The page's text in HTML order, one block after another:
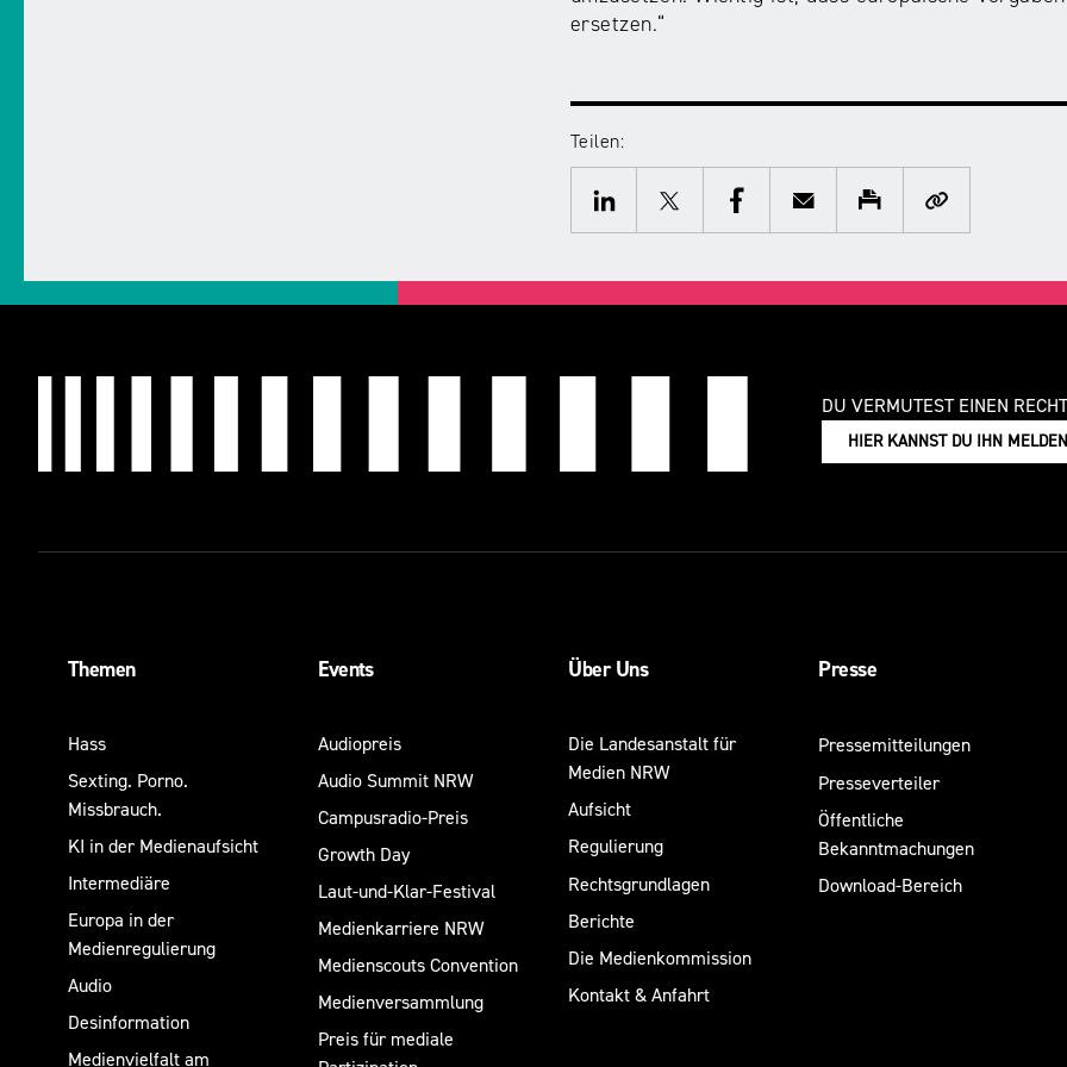
ersetzen.“
Teilen:
Twitter Facebook Drucken
DU VERMUTEST EINEN
HIER KANNST DU IHN MELDEN
Themen
Hass
Sexting. Porno.
Missbrauch.
KI in der Medienaufsicht
Intermediäre
Europa in der
Medienregulierung
Audio
Desinformation
Medienvielfalt am
Events
Audiopreis
Audio Summit NRW
Campusradio-Preis
Growth Day
Laut-und-Klar-Festival
Medienkarriere NRW
Medienscouts Convention
Medienversammlung
Preis für mediale
Über Uns
Die Landesanstalt für
Medien NRW
Aufsicht
Regulierung
Rechtsgrundlagen
Berichte
Die Medienkommission
Kontakt & Anfahrt
Presse
Pressemitteilungen
Presseverteiler
Öffentliche
Bekanntmachungen
Download-Bereich